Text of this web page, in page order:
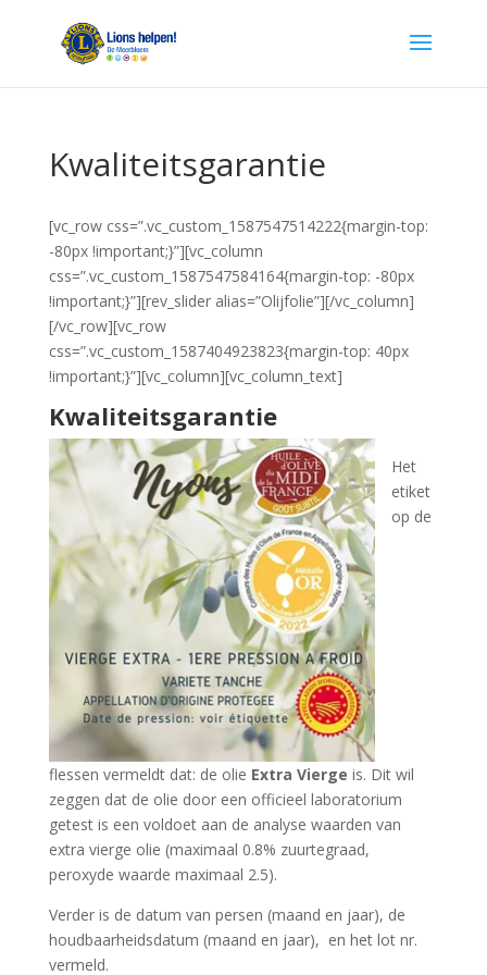
Kwaliteitsgarantie
[vc_row css=”.vc_custom_1587547514222{margin-top:
-80px !important;}”][vc_column
css=”.vc_custom_1587547584164{margin-top: -80px
!important;}”][rev_slider alias=”Olijfolie”][/vc_column]
[/vc_row][vc_row
css=”.vc_custom_1587404923823{margin-top: 40px
!important;}”][vc_column][vc_column_text]
Kwaliteitsgarantie
Het
etiket
op de
flessen vermeldt dat: de olie Extra Vierge is. Dit wil
zeggen dat de olie door een officieel laboratorium
getest is een voldoet aan de analyse waarden van
extra vierge olie (maximaal 0.8% zuurtegraad,
peroxyde waarde maximaal 2.5).
Verder is de datum van persen (maand en jaar), de
houdbaarheidsdatum (maand en jaar), en het lot nr.
vermeld.